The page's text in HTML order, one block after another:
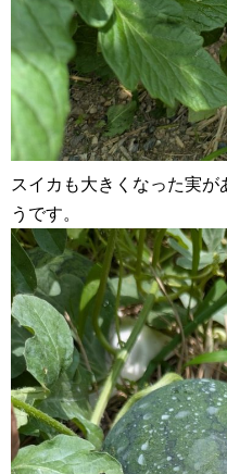
スイカも大きくなった実
うです。